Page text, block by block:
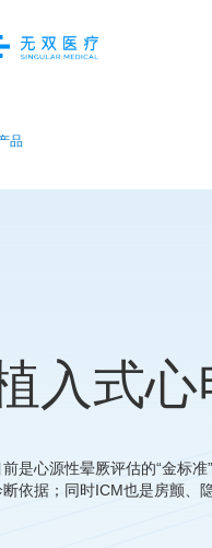
品
入式
前是心源性晕厥评估的“金标
断依据；同时ICM也是房颤、